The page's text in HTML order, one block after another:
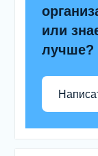
или
лучше?